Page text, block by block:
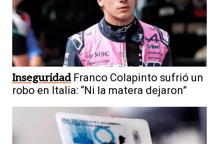
Inseguridad Franco Colapinto sufrió un
robo en Italia: “Ni la matera dejaron”